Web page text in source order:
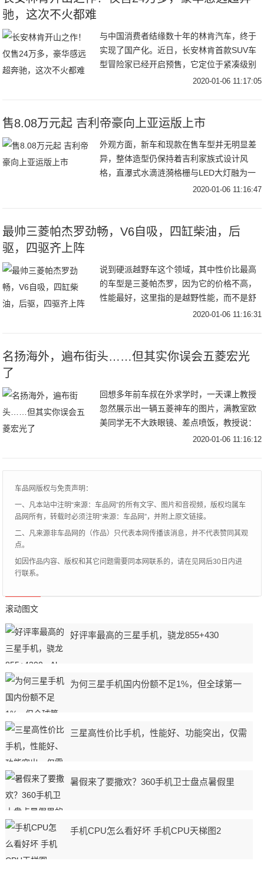
驰，这次不火都难
与中国消费者结缘数十年的林肯汽车，终于
实现了国产化。近日，长安林肯首款SUV车
型冒险家已经开启预售，它定位于紧凑级别
SUV车型，竞争对手锁定在宝马X1等车型。
2020-01-06 11:17:05
售8.08万元起 吉利帝豪向上亚运版上市
外观方面，新车和现款在售车型并无明显差
异，整体造型仍保持着吉利家族式设计风
格，直瀑式水滴涟漪格栅与LED大灯融为一
体，剑鱼式的镀铬亮条横贯下格栅，整体造
2020-01-06 11:16:47
最帅三菱帕杰罗劲畅，V6自吸，四缸柴油，后
驱，四驱齐上阵
说到硬派越野车这个领域，其中性价比最高
的车型是三菱帕杰罗，因为它的价格不高，
性能最好，这里指的是越野性能，而不是舒
适性，论舒适性日产途乐最棒，性能比较综
2020-01-06 11:16:31
名扬海外，遍布街头……但其实你误会五菱宏光
了
回想多年前车叔在外求学时，一天课上教授
忽然展示出一辆五菱神车的图片，满教室欧
美同学无不大跌眼镜、差点喷饭，教授说：
“这同样是一款意义非凡的车型，”他转过来
2020-01-06 11:16:12
车品网版权与免责声明：
一、凡本站中注明“来源：车品网”的所有文字、图片和音视频，版权均属车
品网所有，转载时必须注明“来源：车品网”，并附上原文链接。
二、凡来源非车品网的（作品）只代表本网传播该消息，并不代表赞同其观
点。
如因作品内容、版权和其它问题需要同本网联系的，请在见网后30日内进
行联系。
滚动图文
好评率最高的三星手机，骁龙855+430
为何三星手机国内份额不足1%，但全球第一
三星高性价比手机，性能好、功能突出，仅需
暑假来了要撒欢？360手机卫士盘点暑假里
手机CPU怎么看好坏 手机CPU天梯图2